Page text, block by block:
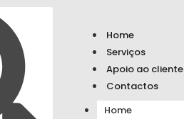
Home
Serviços
Apoio ao cliente
Contactos
Home